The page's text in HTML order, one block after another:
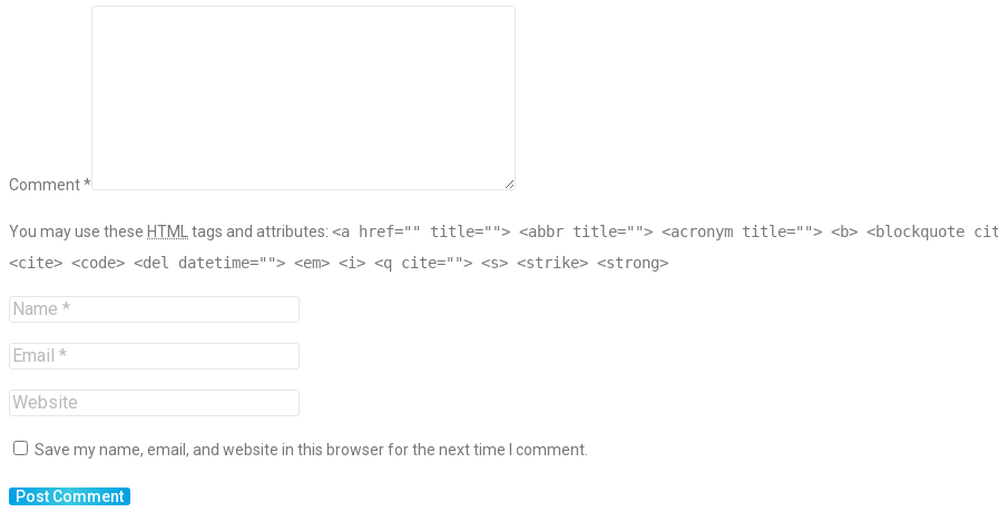
Comment *
You may use these HTML tags and attributes: <a href="" title=""> <abbr title=""> <acronym title=""> <b> <blockquote
<cite> <code> <del datetime=""> <em> <i> <q cite=""> <s> <strike> <strong>
Save my name, email, and website in this browser for the next time I comment.